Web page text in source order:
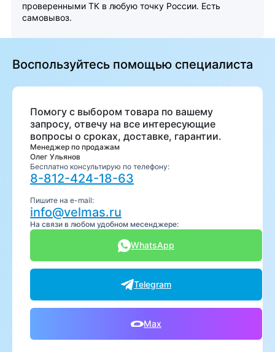
проверенными ТК в любую точку России. Есть
самовывоз.
Воспользуйтесь помощью специалиста
Помогу с выбором товара по вашему
запросу, отвечу на все интересующие
вопросы о сроках, доставке, гарантии.
Менеджер по продажам
Олег Ульянов
Бесплатно консультирую по телефону:
8-812-424-18-63
Пишите на e-mail:
info@velmas.ru
На связи в любом удобном месенджере:
WhatsApp
Telegram
Max